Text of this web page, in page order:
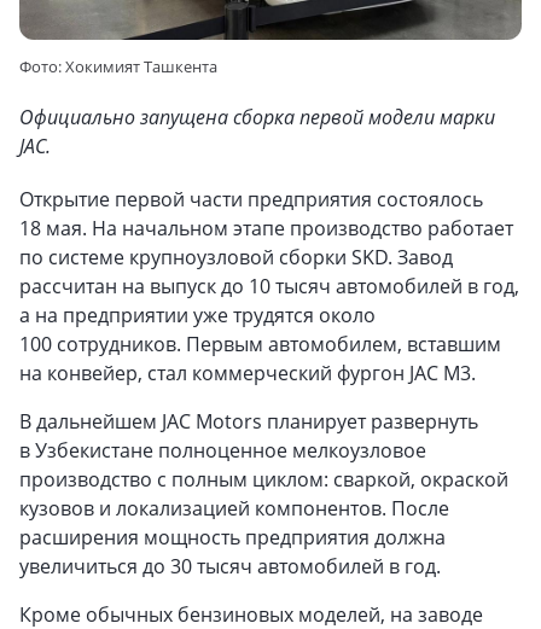
Фото: Хокимият Ташкента
Официально запущена сборка первой модели марки
JAC.
Открытие первой части предприятия состоялось
18 мая. На начальном этапе производство работает
по системе крупноузловой сборки SKD. Завод
рассчитан на выпуск до 10 тысяч автомобилей в год,
а на предприятии уже трудятся около
100 сотрудников. Первым автомобилем, вставшим
на конвейер, стал коммерческий фургон JAC M3.
В дальнейшем JAC Motors планирует развернуть
в Узбекистане полноценное мелкоузловое
производство с полным циклом: сваркой, окраской
кузовов и локализацией компонентов. После
расширения мощность предприятия должна
увеличиться до 30 тысяч автомобилей в год.
Кроме обычных бензиновых моделей, на заводе